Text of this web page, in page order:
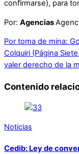
confirmarse), para
Por: Agencias
Por toma de mina:
Colquiri (Página
valer derecho de la
Contenido
Noticias
Cedib: Ley de